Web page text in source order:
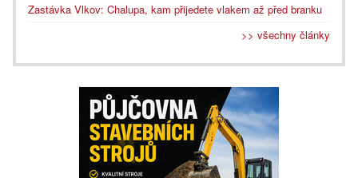
Zastávka Vlkov: Chalupa, kam přijedete vlakem až před branku
>> všechny články